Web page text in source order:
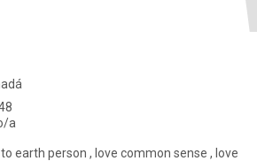
a
earth person , love common sense , love